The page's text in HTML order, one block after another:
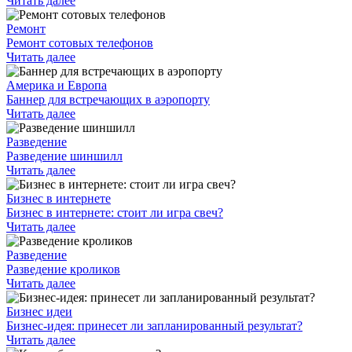
Ремонт
Ремонт сотовых телефонов
Читать далее
Америка и Европа
Баннер для встречающих в аэропорту
Читать далее
Разведение
Разведение шиншилл
Читать далее
Бизнес в интернете
Бизнес в интернете: стоит ли игра свеч?
Читать далее
Разведение
Разведение кроликов
Читать далее
Бизнес идеи
Бизнес-идея: принесет ли запланированный результат?
Читать далее